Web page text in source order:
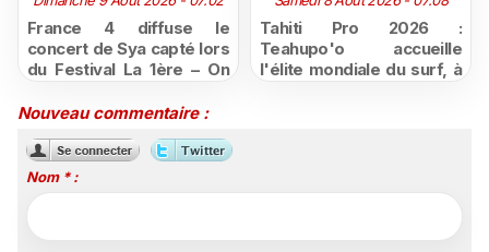
France 4 diffuse le
concert de Sya capté lors
du Festival La 1ère – On
Tahiti Pro 2026 :
Teahupo'o accueille
l'élite mondiale du surf, à
Nouveau commentaire :
Nom * :